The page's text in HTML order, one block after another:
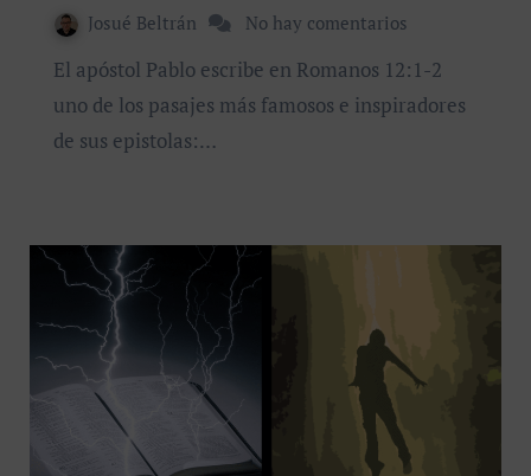
Josué Beltrán No hay comentarios
El apóstol Pablo escribe en Romanos 12:1-2
uno de los pasajes más famosos e inspiradores
de sus epistolas:…